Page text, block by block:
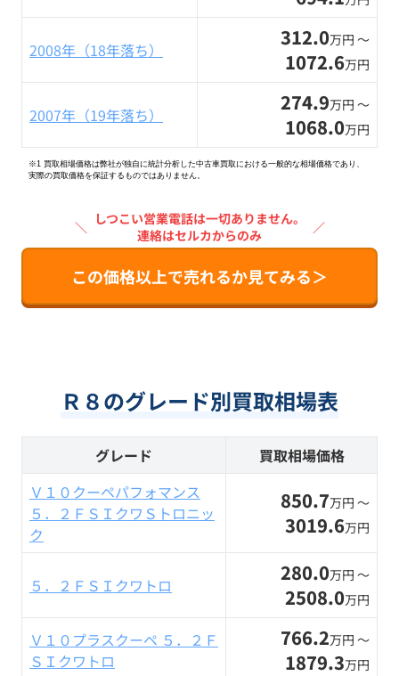
2008年（18年落ち） 312.0万円 〜
1072.6万円
2007年（19年落ち） 274.9万円 〜
1068.0万円
※1 買取相場価格は弊社が独自に統計分析した中古車買取における一般的な相場価格であり、
実際の買取価格を保証するものではありません。
＼ しつこい営業電話は一切ありません。
連絡はセルカからのみ
／
この価格以上で売れるか見てみる＞
Ｒ８のグレード別買取相場表
グレード
買取相場価格
Ｖ１０クーペパフォマンス
５．２ＦＳＩクワＳトロニッ
ク
850.7万円 〜
3019.6万円
５．２ＦＳＩクワトロ 280.0万円 〜
2508.0万円
Ｖ１０プラスクーペ ５．２Ｆ
ＳＩクワトロ
766.2万円 〜
1879.3万円